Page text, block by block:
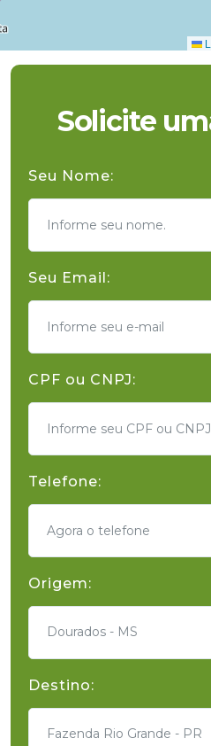
Solicite
Seu Nome:
Seu Email:
CPF ou CNPJ:
Telefone:
Origem:
Dourados - MS
Destino:
Fazenda Rio Grande - PR